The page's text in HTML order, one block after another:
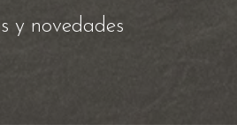
y novedades